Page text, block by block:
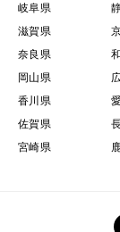
岐阜県
滋賀県
奈良県
岡山県
香川県
佐賀県
宮崎県